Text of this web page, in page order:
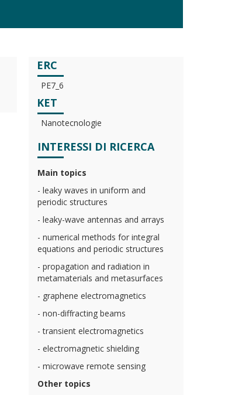
ERC
PE7_6
KET
Nanotecnologie
INTERESSI DI RICERCA
Main topics
- leaky waves in uniform and
periodic structures
- leaky-wave antennas and arrays
- numerical methods for integral
equations and periodic structures
- propagation and radiation in
metamaterials and metasurfaces
- graphene electromagnetics
- non-diffracting beams
- transient electromagnetics
- electromagnetic shielding
- microwave remote sensing
Other topics